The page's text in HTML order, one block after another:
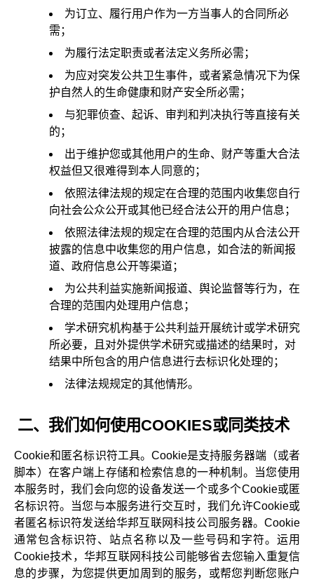
为订立、履行用户作为一方当事人的合同所必
需；
为履行法定职责或者法定义务所必需；
为应对突发公共卫生事件，或者紧急情况下为保
护自然人的生命健康和财产安全所必需；
与犯罪侦查、起诉、审判和判决执行等直接有关
的；
出于维护您或其他用户的生命、财产等重大合法
权益但又很难得到本人同意的；
依照法律法规的规定在合理的范围内收集您自行
向社会公众公开或其他已经合法公开的用户信息；
依照法律法规的规定在合理的范围内从合法公开
披露的信息中收集您的用户信息，如合法的新闻报
道、政府信息公开等渠道；
为公共利益实施新闻报道、舆论监督等行为，在
合理的范围内处理用户信息；
学术研究机构基于公共利益开展统计或学术研究
所必要，且对外提供学术研究或描述的结果时，对
结果中所包含的用户信息进行去标识化处理的；
法律法规规定的其他情形。
二、我们如何使用COOKIES或同类技术
Cookie和匿名标识符工具。Cookie是支持服务器端（或者
脚本）在客户端上存储和检索信息的一种机制。当您使用
本服务时，我们会向您的设备发送一个或多个Cookie或匿
名标识符。当您与本服务进行交互时，我们允许Cookie或
者匿名标识符发送给华邦互联网科技公司服务器。Cookie
通常包含标识符、站点名称以及一些号码和字符。运用
Cookie技术，华邦互联网科技公司能够省去您输入重复信
息的步骤，为您提供更加周到的服务，或帮您判断您账户